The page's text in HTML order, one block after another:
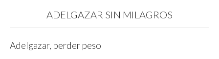
ADELGAZAR SIN MILAGROS
Adelgazar, perder peso